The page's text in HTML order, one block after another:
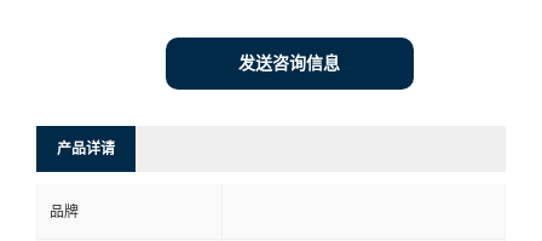
发送咨询信息
产品详请
品牌